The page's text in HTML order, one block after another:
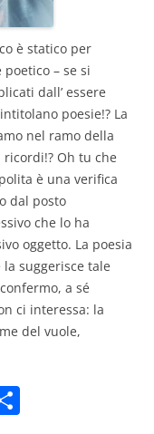
è statico per
– se si
dall’ essere
poesie!? La
nel ramo della
Oh tu che
è una verifica
dal posto
che lo ha
oggetto. La poesia
suggerisce tale
a sé
ci interessa: la
del vuole,